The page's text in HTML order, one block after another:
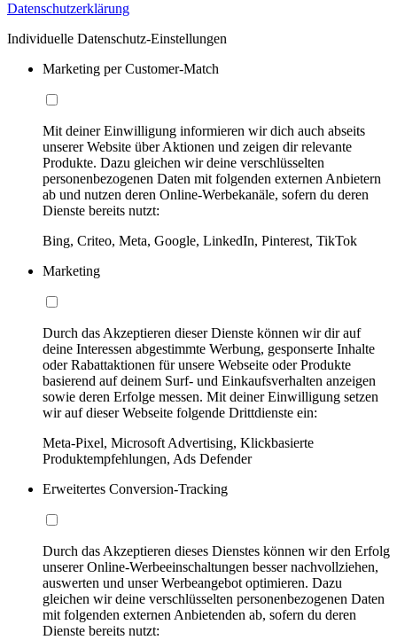
Datenschutzerklärung
Individuelle Datenschutz-Einstellungen
Marketing per Customer-Match
Mit deiner Einwilligung informieren wir dich auch abseits
unserer Website über Aktionen und zeigen dir relevante
Produkte. Dazu gleichen wir deine verschlüsselten
personenbezogenen Daten mit folgenden externen Anbietern
ab und nutzen deren Online-Werbekanäle, sofern du deren
Dienste bereits nutzt:
Bing, Criteo, Meta, Google, LinkedIn, Pinterest, TikTok
Marketing
Durch das Akzeptieren dieser Dienste können wir dir auf
deine Interessen abgestimmte Werbung, gesponserte Inhalte
oder Rabattaktionen für unsere Webseite oder Produkte
basierend auf deinem Surf- und Einkaufsverhalten anzeigen
sowie deren Erfolge messen. Mit deiner Einwilligung setzen
wir auf dieser Webseite folgende Drittdienste ein:
Meta-Pixel, Microsoft Advertising, Klickbasierte
Produktempfehlungen, Ads Defender
Erweitertes Conversion-Tracking
Durch das Akzeptieren dieses Dienstes können wir den Erfolg
unserer Online-Werbeeinschaltungen besser nachvollziehen,
auswerten und unser Werbeangebot optimieren. Dazu
gleichen wir deine verschlüsselten personenbezogenen Daten
mit folgenden externen Anbietenden ab, sofern du deren
Dienste bereits nutzt: